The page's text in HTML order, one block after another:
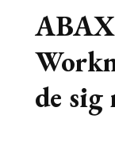
de sig